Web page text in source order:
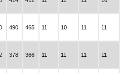
490 465 11 10 11 11
378 366 11 11 11 11